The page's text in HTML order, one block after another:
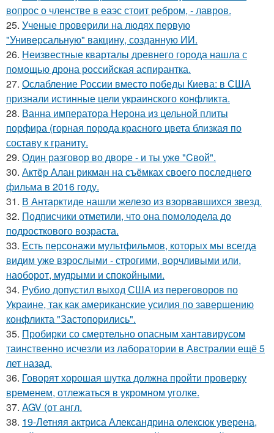
вопрос о членстве в еаэс стоит ребром, - лавров.
25. Ученые проверили на людях первую
"Универсальную" вакцину, созданную ИИ.
26. Неизвестные кварталы древнего города нашла с
помощью дрона российская аспирантка.
27. Ослабление России вместо победы Киева: в США
признали истинные цели украинского конфликта.
28. Ванна императора Нерона из цельной плиты
порфира (горная порода красного цвета близкая по
составу к граниту.
29. Один разговoр во двоpе - и ты ужe "Cвой".
30. Актёр Алан рикман на съёмках своего последнего
фильма в 2016 году.
31. В Антарктиде нашли железо из взорвавшихся звезд.
32. Подписчики отметили, что она помолодела до
подросткового возраста.
33. Есть персонажи мультфильмов, которых мы всегда
видим уже взрослыми - строгими, ворчливыми или,
наоборот, мудрыми и спокойными.
34. Рубио допустил выход США из переговоров по
Украине, так как американские усилия по завершению
конфликта "Застопорились".
35. Пробирки со смертельно опасным хантавирусом
таинственно исчезли из лаборатории в Австралии ещё 5
лет назад.
36. Говорят хорошая шутка должна пройти проверку
временем, отлежаться в укромном уголке.
37. AGV (от англ.
38. 19-Летняя актриса Александрина олексюк уверена,